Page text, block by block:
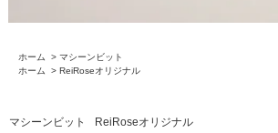
ホーム > マシーンビット
ホーム
> ReiRoseオリジナル
マシーンビット ReiRoseオリジナル